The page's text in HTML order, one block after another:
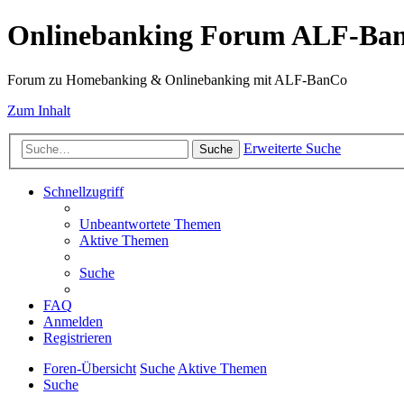
Onlinebanking Forum ALF-
Forum zu Homebanking & Onlinebanking mit ALF-BanCo
Zum Inhalt
Suche Erweiterte Suche
Schnellzugriff
Unbeantwortete Themen
Aktive Themen
Suche
FAQ
Anmelden
Registrieren
Foren-Übersicht SucheAktive Themen
Suche